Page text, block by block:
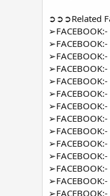
➲➲➲Related
➢FACEBOOK:-
➢FACEBOOK:-
➢FACEBOOK:-
➢FACEBOOK:-
➢FACEBOOK:-
➢FACEBOOK:-
➢FACEBOOK:-
➢FACEBOOK:-
➢FACEBOOK:-
➢FACEBOOK:-
➢FACEBOOK:-
➢FACEBOOK:-
➢FACEBOOK:-
➢FACEBOOK:-